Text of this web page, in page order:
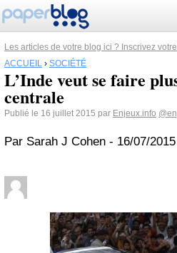
Les articles de votre blog ici ? Inscrivez
ACCUEIL › SOCIÉTÉ
L’Inde veut se faire
centrale
Publié le 16 juillet 2015 par Enjeux.info
Par Sarah J Cohen - 16/07/